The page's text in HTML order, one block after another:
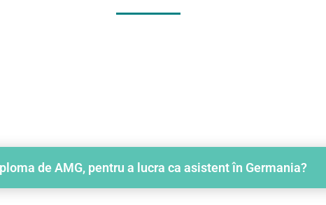
de AMG, pentru a lucra ca asistent în Germania?